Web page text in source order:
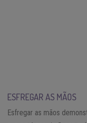
ESFREGAR AS MÃOS
Esfregar as mãos